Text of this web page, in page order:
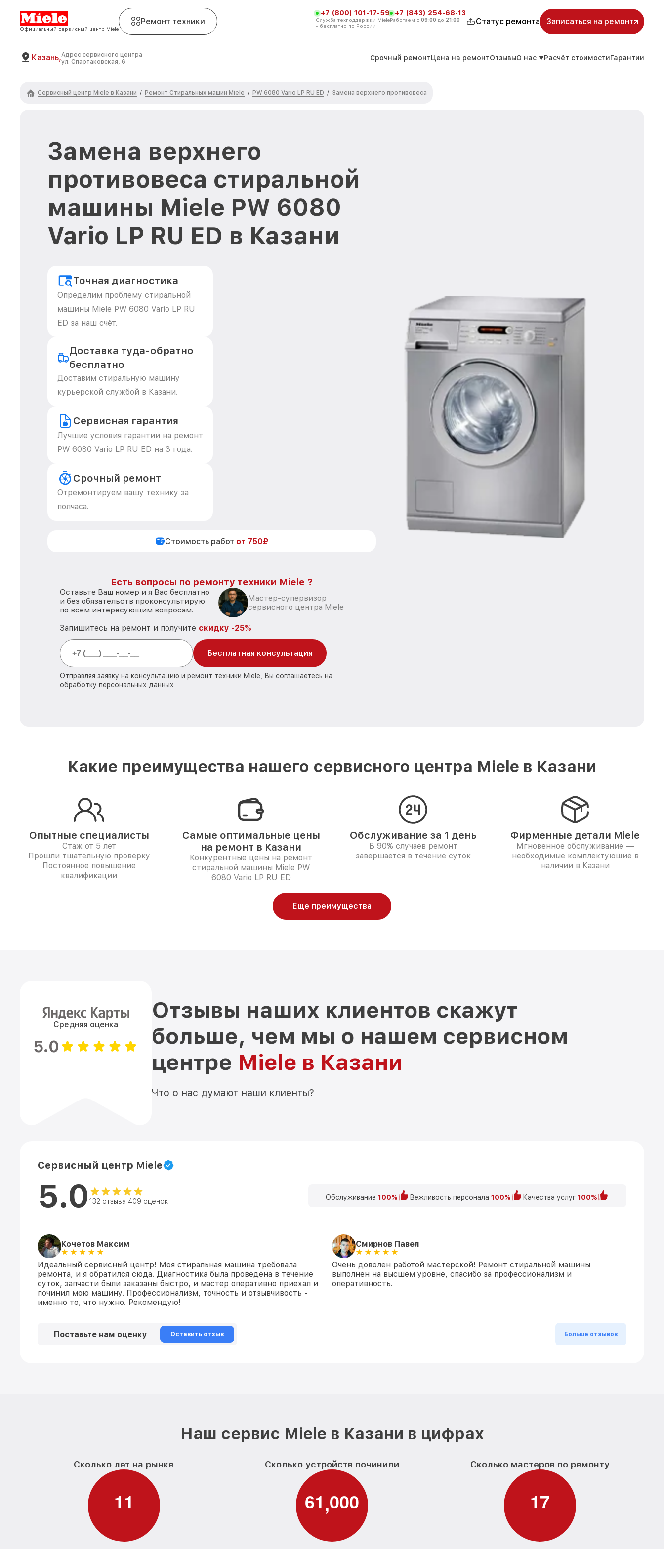
Официальный сервисный центр Miele
Ремонт техники
+7 (800) 101-17-59
Служба техподдержки Miele
- бесплатно по России
+7 (843) 254-68-13
Работаем с 09:00 до 21:00 Статус ремонта Записаться на ремонт
Казань,Адрес сервисного центра
ул. Спартаковская, 6
Срочный ремонтЦена на ремонтОтзывыО нас Расчёт стоимостиГарантии
Сервисный центр Miele в Казани / Ремонт Стиральных машин Miele / PW 6080 Vario LP RU ED / Замена верхнего противовеса
Замена верхнего
противовеса стиральной
машины Miele PW 6080
Vario LP RU ED в Казани
Точная диагностика
Определим проблему стиральной
машины Miele PW 6080 Vario LP RU
ED за наш счёт.
Доставка туда-обратно
бесплатно
Доставим стиральную машину
курьерской службой в Казани.
Сервисная гарантия
Лучшие условия гарантии на ремонт
PW 6080 Vario LP RU ED на 3 года.
Срочный ремонт
Отремонтируем вашу технику за
полчаса.
Стоимость работ от 750₽
Есть вопросы по ремонту техники Miele ?
Оставьте Ваш номер и я Вас бесплатно
и без обязательств проконсультирую
по всем интересующим вопросам.
Мастер-супервизор
сервисного центра Miele
Запишитесь на ремонт и получите скидку -25%
Бесплатная консультация
Отправляя заявку на консультацию и ремонт техники Miele, Вы соглашаетесь на
обработку персональных данных
Какие преимущества нашего сервисного центра Miele в Казани
Опытные специалисты
Стаж от 5 лет
Прошли тщательную проверку
Постоянное повышение
квалификации
Самые оптимальные цены
на ремонт в Казани
Конкурентные цены на ремонт
стиральной машины Miele PW
6080 Vario LP RU ED
Обслуживание за 1 день
В 90% случаев ремонт
завершается в течение суток
Фирменные детали Miele
Мгновенное обслуживание —
необходимые комплектующие в
наличии в Казани
Еще преимущества
Средняя оценка
5.0
Отзывы наших клиентов скажут
больше, чем мы о нашем сервисном
центре Miele в Казани
Что о нас думают наши клиенты?
Сервисный центр Miele
5.0 132 отзыва 409 оценок Обслуживание 100% Вежливость персонала 100% Качества услуг 100%
Кочетов Максим
Идеальный сервисный центр! Моя стиральная машина требовала
ремонта, и я обратился сюда. Диагностика была проведена в течение
суток, запчасти были заказаны быстро, и мастер оперативно приехал и
починил мою машину. Профессионализм, точность и отзывчивость -
именно то, что нужно. Рекомендую!
Смирнов Павел
Очень доволен работой мастерской! Ремонт стиральной машины
выполнен на высшем уровне, спасибо за профессионализм и
оперативность.
Поставьте нам оценку Оставить отзыв Больше отзывов
Наш сервис Miele в Казани в цифрах
Сколько лет на рынке
11
Сколько устройств починили
61,000
Сколько мастеров по ремонту
17